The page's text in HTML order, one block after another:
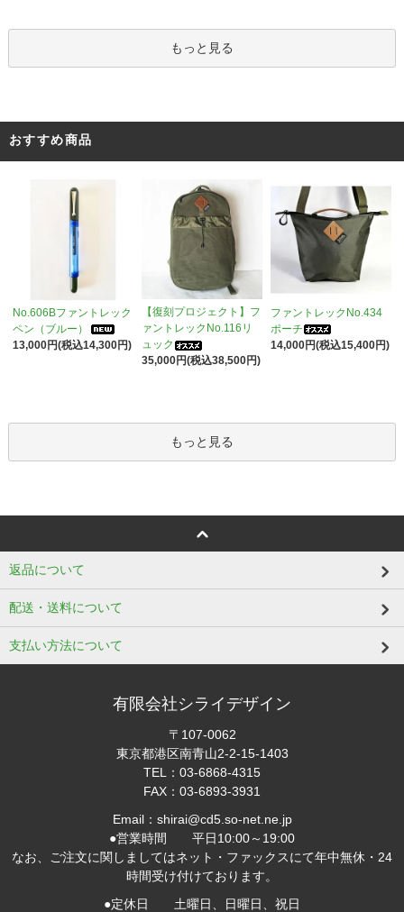
もっと見る
おすすめ商品
No.606Bファントレック
ペン（ブルー）
13,000円(税込14,300円)
【復刻プロジェクト】フ
ァントレックNo.116リ
ュック
35,000円(税込38,500円)
ファントレックNo.434
ポーチ
14,000円(税込15,400円)
もっと見る
返品について
配送・送料について
支払い方法について
有限会社シライデザイン
〒107-0062
東京都港区南青山2-2-15-1403
TEL：03-6868-4315
FAX：03-6893-3931
Email：shirai@cd5.so-net.ne.jp
●営業時間 平日10:00～19:00
なお、ご注文に関しましてはネット・ファックスにて年中無休・24
時間受け付けております。
●定休日 土曜日、日曜日、祝日